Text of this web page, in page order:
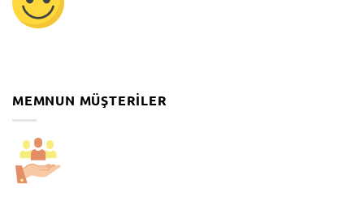
MEMNUN MÜŞTERILER